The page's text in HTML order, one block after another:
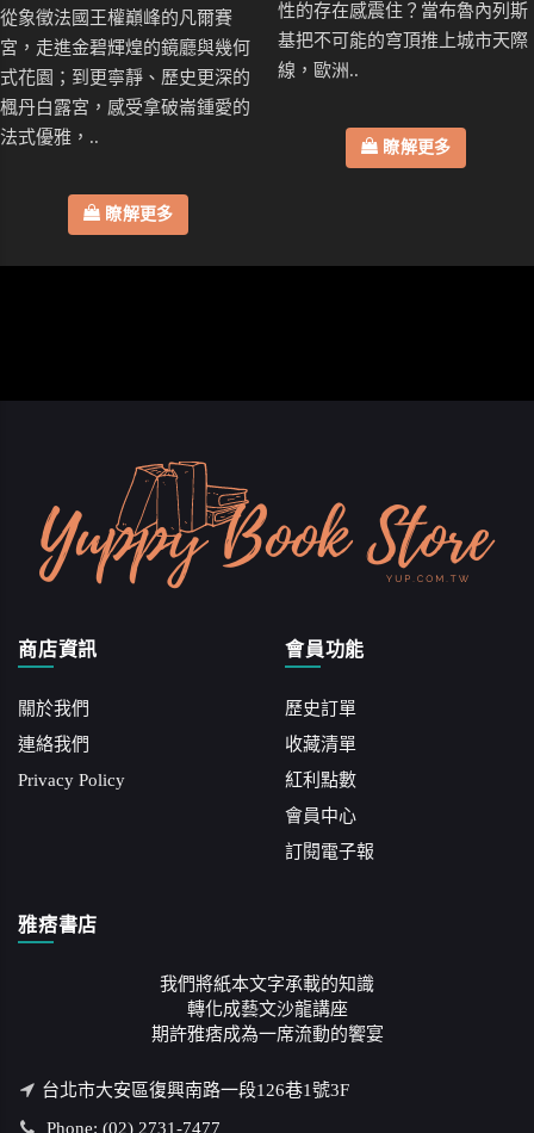
從象徵法國王權巔峰的凡爾賽
宮，走進金碧輝煌的鏡廳與幾何
式花園；到更寧靜、歷史更深的
楓丹白露宮，感受拿破崙鍾愛的
法式優雅，..
瞭解更多
性的存在感震住？當布魯內列斯
基把不可能的穹頂推上城市天際
線，歐洲..
瞭解更多
商店資訊
關於我們
連絡我們
Privacy Policy
會員功能
歷史訂單
收藏清單
紅利點數
會員中心
訂閱電子報
雅痞書店
我們將紙本文字承載的知識
轉化成藝文沙龍講座
期許雅痞成為一席流動的饗宴
台北市大安區復興南路一段126巷1號3F
Phone: (02) 2731-7477